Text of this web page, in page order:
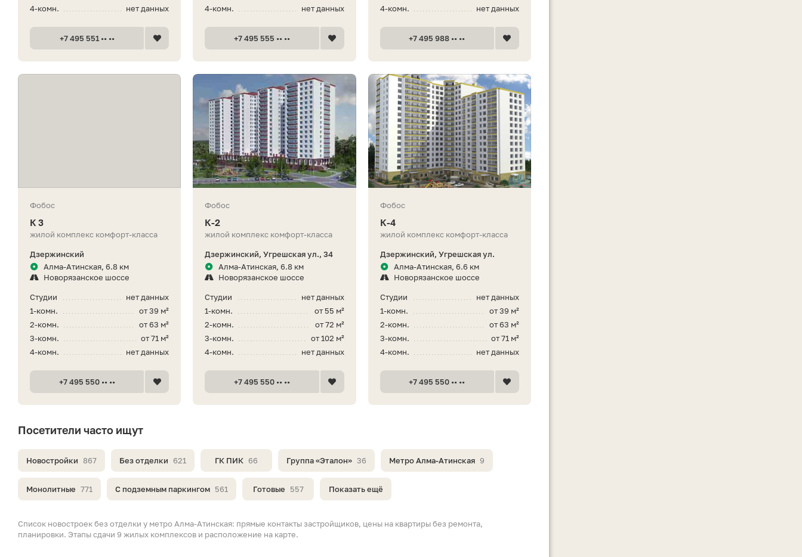
Список новостроек без отделки у метро Алма-Атинская: прямые контакты застройщиков, цены на квартиры без ремонта,
планировки. Этапы сдачи 9 жилых комплексов и расположение на карте.
Посетители часто ищут
Новостройки 867 Без отделки 621 ГК ПИК 66 Группа «Эталон» 36 Метро Алма-Атинская 9
Монолитные 771 С подземным паркингом 561 Готовые 557 Показать ещё
нет данных
4-комн.
+7 495 551 •• ••
нет данных
4-комн.
+7 495 555 •• ••
нет данных
4-комн.
+7 495 988 •• ••
Фобос
К 3
жилой комплекс комфорт-класса
Дзержинский
Алма-Атинская, 6.8 км
Новорязанское шоссе
нет данных
Студии
от 39 м²
1-комн.
от 63 м²
2-комн.
от 71 м²
3-комн.
нет данных
4-комн.
+7 495 550 •• ••
Фобос
К-2
жилой комплекс комфорт-класса
Дзержинский, Угрешская ул., 34
Алма-Атинская, 6.8 км
Новорязанское шоссе
нет данных
Студии
от 55 м²
1-комн.
от 72 м²
2-комн.
от 102 м²
3-комн.
нет данных
4-комн.
+7 495 550 •• ••
Фобос
К-4
жилой комплекс комфорт-класса
Дзержинский, Угрешская ул.
Алма-Атинская, 6.6 км
Новорязанское шоссе
нет данных
Студии
от 39 м²
1-комн.
от 63 м²
2-комн.
от 71 м²
3-комн.
нет данных
4-комн.
+7 495 550 •• ••